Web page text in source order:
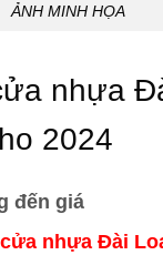
ẢNH MINH HỌA
nhựa
2024
đến giá
nhựa Đài